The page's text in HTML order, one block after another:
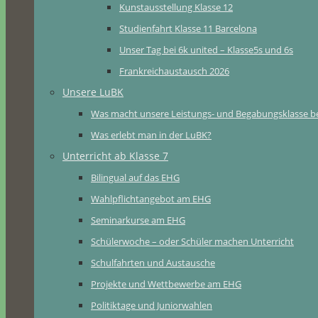
Kunstausstellung Klasse 12
Studienfahrt Klasse 11 Barcelona
Unser Tag bei 6k united – Klasse5s und 6s
Frankreichaustausch 2026
Unsere LuBK
Was macht unsere Leistungs- und Begabungsklasse
Was erlebt man in der LuBK?
Unterricht ab Klasse 7
Bilingual auf das EHG
Wahlpflichtangebot am EHG
Seminarkurse am EHG
Schülerwoche – oder Schüler machen Unterricht
Schulfahrten und Austausche
Projekte und Wettbewerbe am EHG
Politiktage und Juniorwahlen